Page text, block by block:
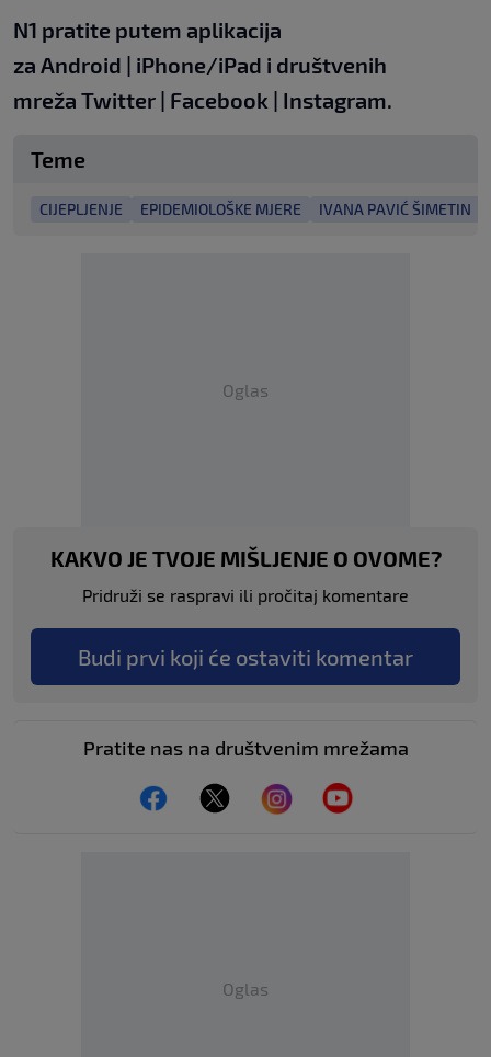
N1 pratite putem aplikacija
za Android | iPhone/iPad i društvenih
mreža Twitter | Facebook | Instagram.
Teme
CIJEPLJENJE EPIDEMIOLOŠKE MJERE IVANA PAVIĆ ŠIMETIN
Oglas
KAKVO JE TVOJE MIŠLJENJE O OVOME?
Pridruži se raspravi ili pročitaj komentare
Budi prvi koji će ostaviti komentar
Pratite nas na društvenim mrežama
Oglas